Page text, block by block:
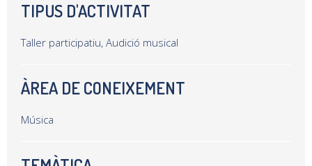
TIPUS D'ACTIVITAT
Taller participatiu, Audició musical
ÀREA DE CONEIXEMENT
Música